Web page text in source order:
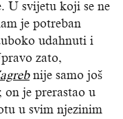
U svijetu koji se ne
je potreban
udahnuti i
zato,
nije samo još
on je prerastao u
u svim njezinim